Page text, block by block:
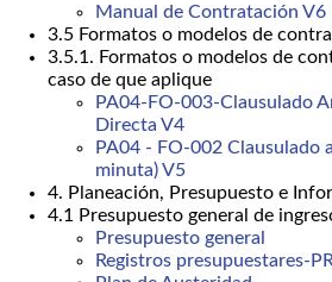
Manual de Contratación V6
3.5 Formatos o modelos de
3.5.1. Formatos o modelos de
caso de que aplique
PA04-FO-003-Clausulado
Directa V4
PA04 - FO-002 Clausulado
minuta) V5
4. Planeación, Presupuesto e
4.1 Presupuesto general de
Presupuesto general
Registros presupuestares-